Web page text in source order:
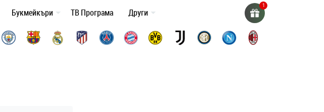
Букмейкъри ТВ Програма Други